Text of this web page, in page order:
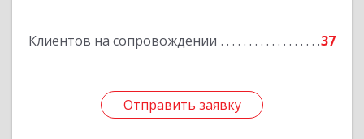
Клиентов на сопровождении 37
Отправить заявку
Отправить заявку